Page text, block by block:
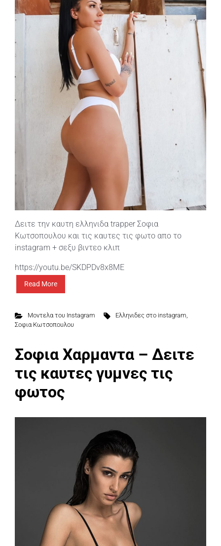
Δειτε την καυτη ελληνιδα trapper Σοφια
Κωτσοπουλου και τις καυτες τις φωτο απο το
instagram + σεξυ βιντεο κλιπ
https://youtu.be/SKDPDv8x8ME
Read More
Μοντελα του Instagram Ελληνιδες στο instagram
Σοφια Κωτσοπουλου
Σοφια Χαρμαντα – Δειτε
τις καυτες γυμνες τις
φωτος